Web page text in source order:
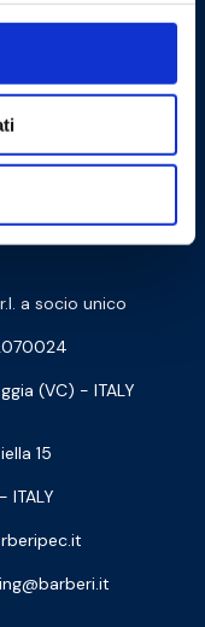
Policy
a socio unico
(VC) - ITALY
15
ITALY